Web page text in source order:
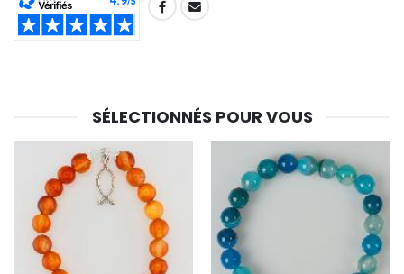
SHARE:
SÉLECTIONNÉS POUR VOUS